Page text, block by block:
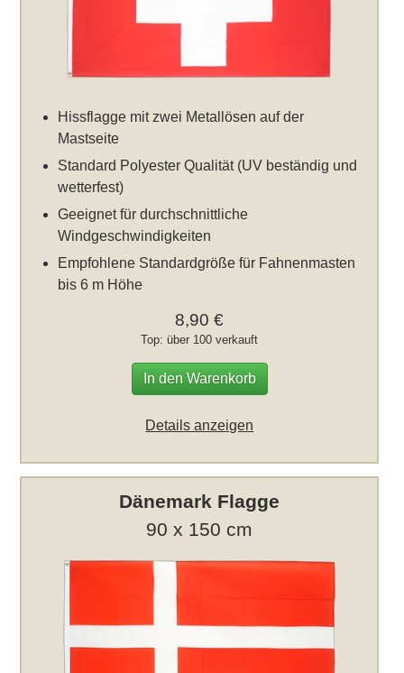
Hissflagge mit zwei Metallösen auf der
Mastseite
Standard Polyester Qualität (UV beständig und
wetterfest)
Geeignet für durchschnittliche
Windgeschwindigkeiten
Empfohlene Standardgröße für Fahnenmasten
bis 6 m Höhe
8,90 €
Top: über 100 verkauft
In den Warenkorb
Details anzeigen
Dänemark Flagge
90 x 150 cm